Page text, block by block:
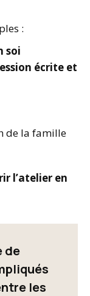
:
soi
écrite et
de la famille
l’atelier en
de
les